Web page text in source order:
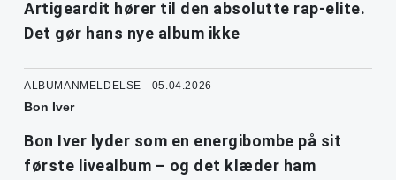
Artigeardit hører til den absolutte rap-elite.
Det gør hans nye album ikke
ALBUMANMELDELSE - 05.04.2026
Bon Iver
Bon Iver lyder som en energibombe på sit
første livealbum – og det klæder ham